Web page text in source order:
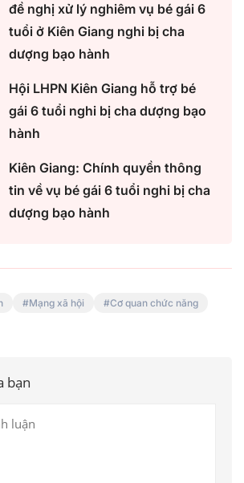
đề nghị xử lý nghiêm vụ bé gái 6
tuổi ở Kiên Giang nghi bị cha
dượng bạo hành
Hội LHPN Kiên Giang hỗ trợ bé
gái 6 tuổi nghi bị cha dượng bạo
hành
Kiên Giang: Chính quyền thông
tin về vụ bé gái 6 tuổi nghi bị cha
dượng bạo hành
Mạng xã hội
Cơ quan chức năng
bạn